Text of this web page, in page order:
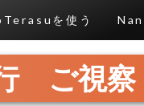
を使う
ご視察